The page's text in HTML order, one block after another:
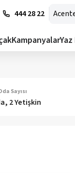
444 28 22
KampanyalarYaz
Sayısı
2 Yetişkin